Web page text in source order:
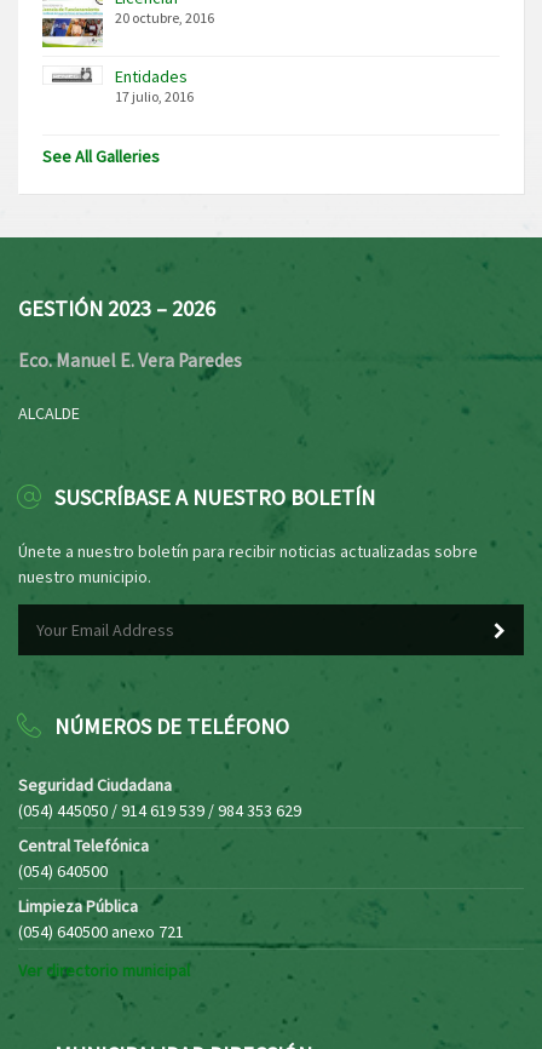
20 octubre, 2016
Entidades
17 julio, 2016
See All Galleries
GESTIÓN 2023 – 2026
Eco. Manuel E. Vera Paredes
ALCALDE
SUSCRÍBASE A NUESTRO BOLETÍN
Únete a nuestro boletín para recibir noticias actualizadas sobre
nuestro municipio.
NÚMEROS DE TELÉFONO
Seguridad Ciudadana
(054) 445050 / 914 619 539 / 984 353 629
Central Telefónica
(054) 640500
Limpieza Pública
(054) 640500 anexo 721
Ver directorio municipal